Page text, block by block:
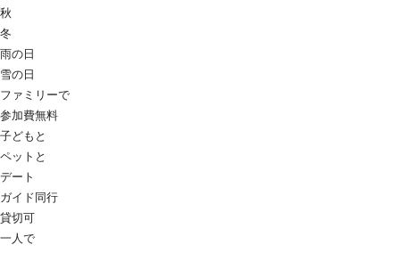
秋
冬
雨の日
雪の日
ファミリーで
参加費無料
子どもと
ペットと
デート
ガイド同行
貸切可
一人で